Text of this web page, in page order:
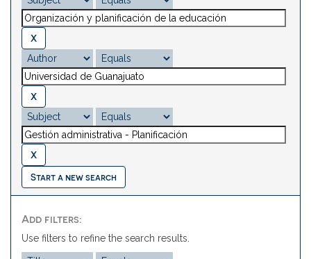
Start a new search
Add filters:
Use filters to refine the search results.